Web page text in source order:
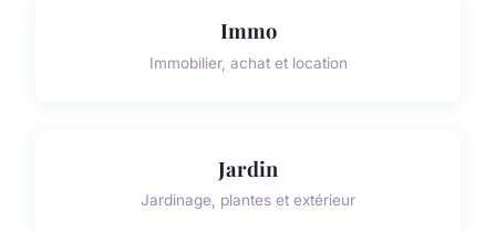
Immo
Immobilier, achat et location
Jardin
Jardinage, plantes et extérieur